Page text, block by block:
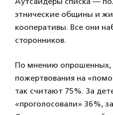
этнические общины и
кооперативы. Все они
сторонников.
По мнению опрошенных,
пожертвования на
так считают 75%. За
«проголосовали» 36%,